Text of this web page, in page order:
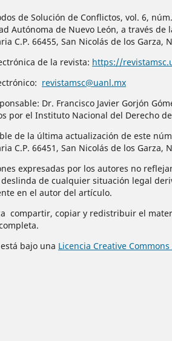
de Solución de Conflictos, vol. 6,
Autónoma de Nuevo León, a través
C.P. 66455, San Nicolás de los Garza,
de la revista: https://
revistamsc@uanl.mx
Dr. Francisco Javier Gorjón
por el Instituto Nacional del Derecho
de la última actualización de este
C.P. 66451, San Nicolás de los
expresadas por los autores no
de cualquier situación legal
en el autor del artículo.
compartir, copiar y redistribuir el
bajo una Licencia Creative